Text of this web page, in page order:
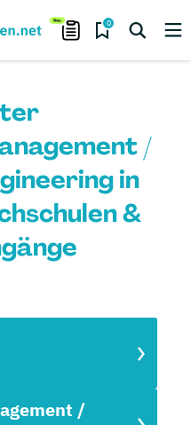
0
/
in
&
/